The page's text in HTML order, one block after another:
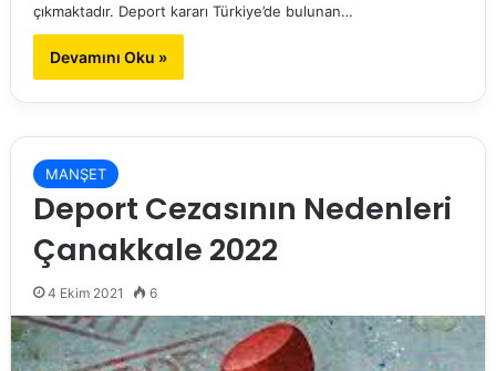
çıkmaktadır. Deport kararı Türkiye’de bulunan…
Devamını Oku »
MANŞET
Deport Cezasının Nedenleri
Çanakkale 2022
4 Ekim 2021 6